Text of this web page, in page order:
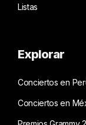
Listas
Explorar
Conciertos en
Conciertos en